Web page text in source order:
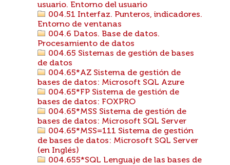
usuario. Entorno del usuario
004.51 Interfaz. Punteros, indicadores.
Entorno de ventanas
004.6 Datos. Base de datos.
Procesamiento de datos
004.65 Sistemas de gestión de bases
de datos
004.65*AZ Sistema de gestión de
bases de datos: Microsoft SQL Azure
004.65*FP Sistema de gestión de
bases de datos: FOXPRO
004.65*MSS Sistema de gestión de
bases de datos: Microsoft SQL Server
004.65*MSS=111 Sistema de gestión
de bases de datos: Microsoft SQL Server
(en Inglés)
004.655*SQL Lenguaje de las bases de